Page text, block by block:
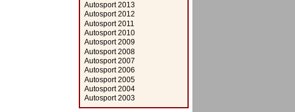
Autosport 2013
Autosport 2012
Autosport 2011
Autosport 2010
Autosport 2009
Autosport 2008
Autosport 2007
Autosport 2006
Autosport 2005
Autosport 2004
Autosport 2003